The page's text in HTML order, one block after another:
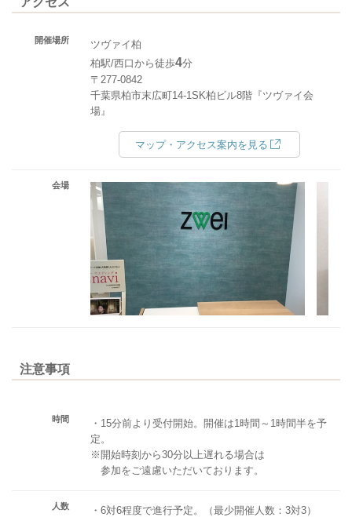
開催場所
ツヴァイ柏
柏駅/西口から徒歩4分
〒277-0842
千葉県柏市末広町14-1SK柏ビル8階『ツヴァイ会
場』
マップ・アクセス案内を見る
会場
注意事項
時間
・15分前より受付開始。開催は1時間～1時間半を予
定。
※開始時刻から30分以上遅れる場合は
参加をご遠慮いただいております。
人数
・6対6程度で進行予定。（最少開催人数：3対3）